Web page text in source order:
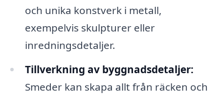
och unika konstverk i metall,
exempelvis skulpturer eller
inredningsdetaljer.
Tillverkning av byggnadsdetaljer:
Smeder kan skapa allt från räcken och